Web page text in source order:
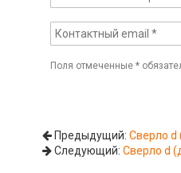
Поля отмеченные*
Предыдущий:Сверло d
Следующий:Сверло d